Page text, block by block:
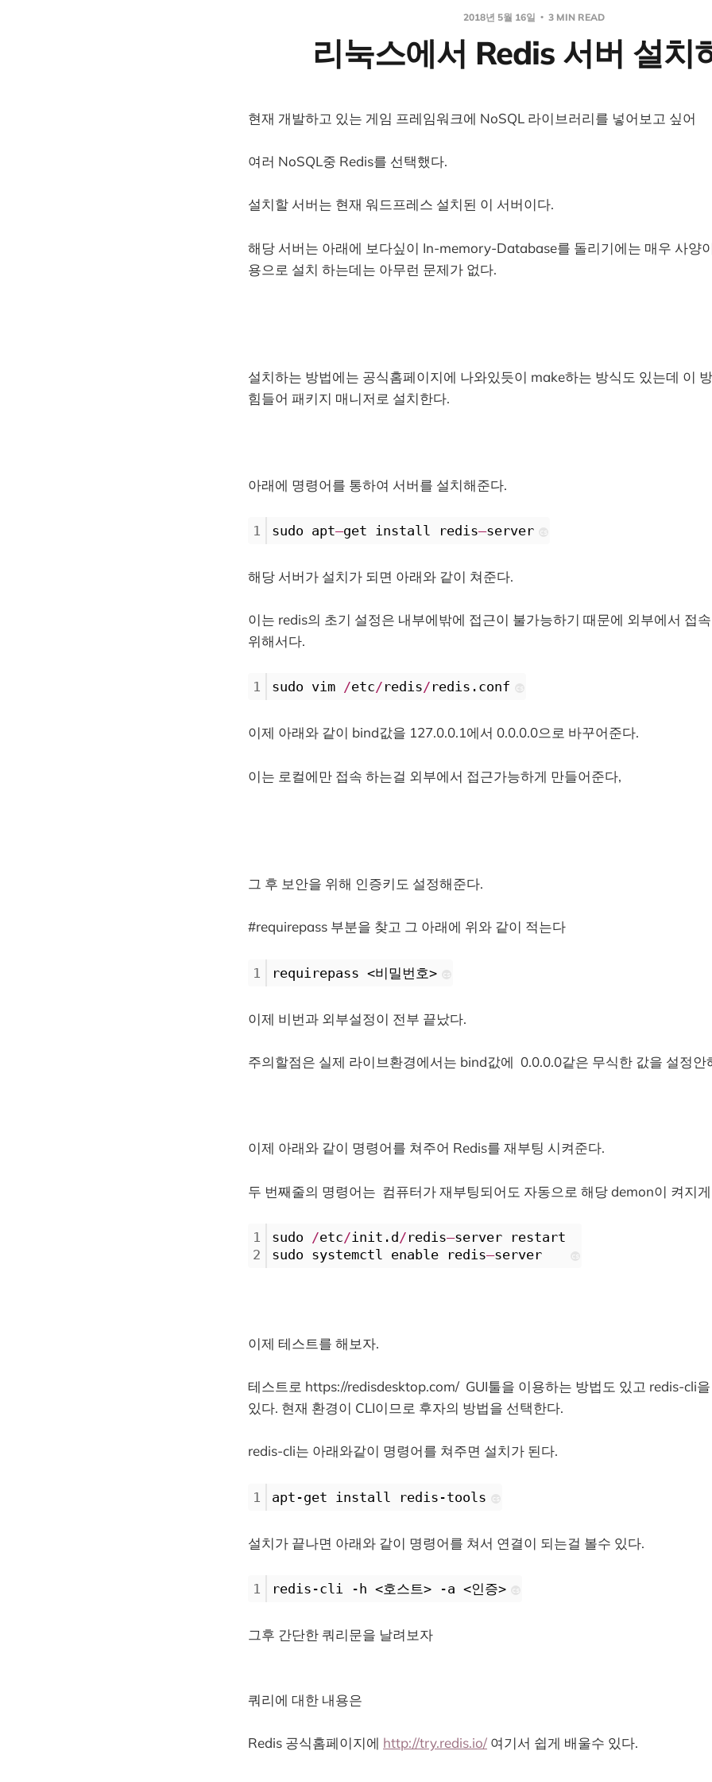
2018년 5월 16일 3 MIN READ
리눅스에서 Redis 서버 설치
현재 개발하고 있는 게임 프레임워크에 NoSQL 라이브러리를 넣어보고 싶어
여러 NoSQL중 Redis를 선택했다.
설치할 서버는 현재 워드프레스 설치된 이 서버이다.
해당 서버는 아래에 보다싶이 In-memory-Database를 돌리기에는 매우 사양
용으로 설치 하는데는 아무런 문제가 없다.
설치하는 방법에는 공식홈페이지에 나와있듯이 make하는 방식도 있는데 이
힘들어 패키지 매니저로 설치한다.
아래에 명령어를 통하여 서버를 설치해준다.
1 sudo apt–get install redis–server cs
해당 서버가 설치가 되면 아래와 같이 쳐준다.
이는 redis의 초기 설정은 내부에밖에 접근이 불가능하기 때문에 외부에서 접
위해서다.
1 sudo vim /etc/ redis/ redis.conf cs
이제 아래와 같이 bind값을 127.0.0.1에서 0.0.0.0으로 바꾸어준다.
이는 로컬에만 접속 하는걸 외부에서 접근가능하게 만들어준다,
그 후 보안을 위해 인증키도 설정해준다.
#requirepass 부분을 찾고 그 아래에 위와 같이 적는다
1 requirepass <비밀번호> cs
이제 비번과 외부설정이 전부 끝났다.
주의할점은 실제 라이브환경에서는 bind값에 0.0.0.0같은 무식한 값을 설정안
이제 아래와 같이 명령어를 쳐주어 Redis를 재부팅 시켜준다.
두 번째줄의 명령어는 컴퓨터가 재부팅되어도 자동으로 해당 demon이 켜지
1
2
sudo /etc/init.d/ redis–server restart
sudo systemctl enable redis–server cs
이제 테스트를 해보자.
테스트로 https://redisdesktop.com/ GUI툴을 이용하는 방법도 있고 redis-cli
있다. 현재 환경이 CLI이므로 후자의 방법을 선택한다.
redis-cli는 아래와같이 명령어를 쳐주면 설치가 된다.
1 apt-get install redis-tools cs
설치가 끝나면 아래와 같이 명령어를 쳐서 연결이 되는걸 볼수 있다.
1 redis-cli -h <호스트> -a <인증> cs
그후 간단한 쿼리문을 날려보자
쿼리에 대한 내용은
Redis 공식홈페이지에 http://try.redis.io/ 여기서 쉽게 배울수 있다.